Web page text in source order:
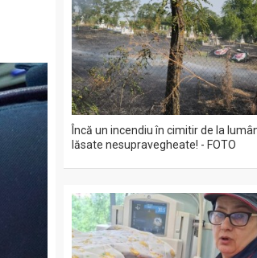
Încă un incendiu în cimitir de la
lăsate nesupravegheate! - FOTO